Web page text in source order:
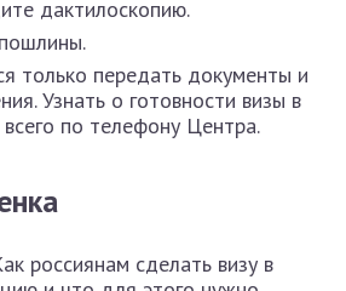
дактилоскопию.
только передать документы и
Узнать о готовности визы в
по телефону Центра.